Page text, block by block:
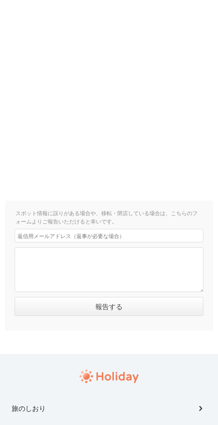
スポット情報に誤りがある場合や、移転・閉店している場合は、こちらのフ
ォームよりご報告いただけると幸いです。
旅のしおり